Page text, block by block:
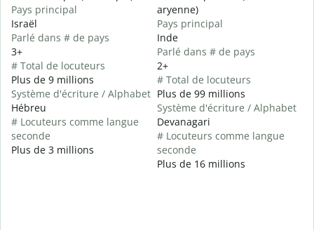
Pays principal
Israël
Parlé dans # de pays
3+
# Total de locuteurs
Plus de 9 millions
Système d'écriture / Alphabet
Hébreu
# Locuteurs comme langue
seconde
Plus de 3 millions
aryenne)
Pays principal
Inde
Parlé dans # de pays
2+
# Total de locuteurs
Plus de 99 millions
Système d'écriture / Alphabet
Devanagari
# Locuteurs comme langue
seconde
Plus de 16 millions